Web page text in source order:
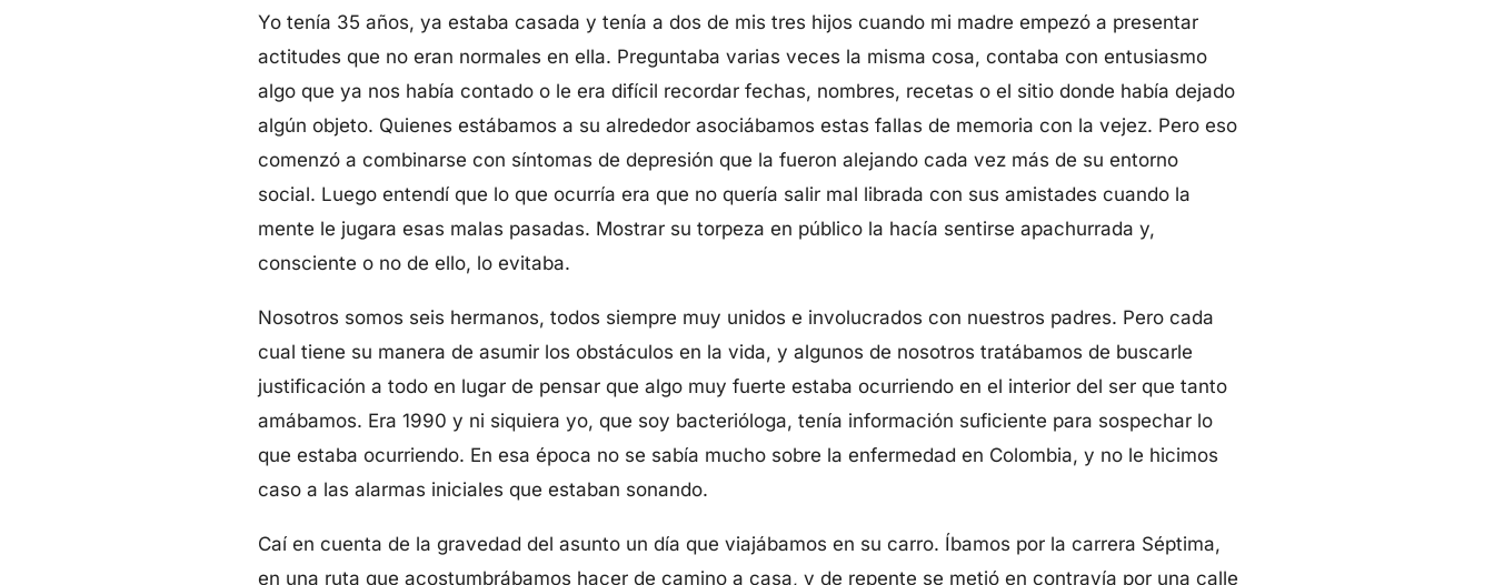
Yo tenía 35 años, ya estaba casada y tenía a dos de mis tres hijos cuando mi madre empezó a presentar
actitudes que no eran normales en ella. Preguntaba varias veces la misma cosa, contaba con entusiasmo
algo que ya nos había contado o le era difícil recordar fechas, nombres, recetas o el sitio donde había dejado
algún objeto. Quienes estábamos a su alrededor asociábamos estas fallas de memoria con la vejez. Pero eso
comenzó a combinarse con síntomas de depresión que la fueron alejando cada vez más de su entorno
social. Luego entendí que lo que ocurría era que no quería salir mal librada con sus amistades cuando la
mente le jugara esas malas pasadas. Mostrar su torpeza en público la hacía sentirse apachurrada y,
consciente o no de ello, lo evitaba.
Nosotros somos seis hermanos, todos siempre muy unidos e involucrados con nuestros padres. Pero cada
cual tiene su manera de asumir los obstáculos en la vida, y algunos de nosotros tratábamos de buscarle
justificación a todo en lugar de pensar que algo muy fuerte estaba ocurriendo en el interior del ser que tanto
amábamos. Era 1990 y ni siquiera yo, que soy bacterióloga, tenía información suficiente para sospechar lo
que estaba ocurriendo. En esa época no se sabía mucho sobre la enfermedad en Colombia, y no le hicimos
caso a las alarmas iniciales que estaban sonando.
Caí en cuenta de la gravedad del asunto un día que viajábamos en su carro. Íbamos por la carrera Séptima,
en una ruta que acostumbrábamos hacer de camino a casa, y de repente se metió en contravía por una calle